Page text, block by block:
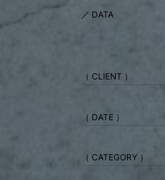
／ DATA
（ CLIENT ）
（ DATE ）
（ CATEGORY ）